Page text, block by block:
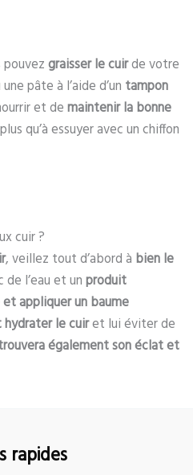
pouvezgraisser le cuirde votre
pâte à l’aide d’un tampon
et demaintenir la bonne
qu’à essuyer avec un chiffon
cuir ?
, veillez tout d’abord à bien le
de l’eau et unproduit
appliquer un baume
hydrater le cuiret lui éviter de
également son éclat et
rapides